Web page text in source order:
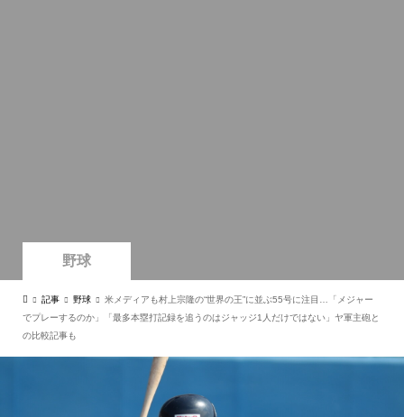
野球
記事 野球
米メディアも村上宗隆の“世界の王”に並ぶ55号に注目…「メジャー
でプレーするのか」「最多本塁打記録を追うのはジャッジ1人だけではない」ヤ軍主砲と
の比較記事も